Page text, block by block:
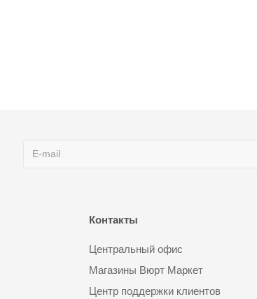
Контакты
Центральный офис
Магазины Вюрт Маркет
Центр поддержки клиентов